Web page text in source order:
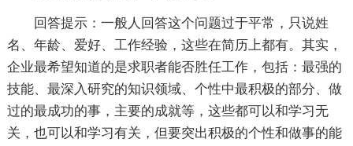
回答提示：一般人回答这个问题过于平常，只说姓
名、年龄、爱好、工作经验，这些在简历上都有。其实，
企业最希望知道的是求职者能否胜任工作，包括：最强的
技能、最深入研究的知识领域、个性中最积极的部分、做
过的最成功的事，主要的成就等，这些都可以和学习无
关，也可以和学习有关，但要突出积极的个性和做事的能